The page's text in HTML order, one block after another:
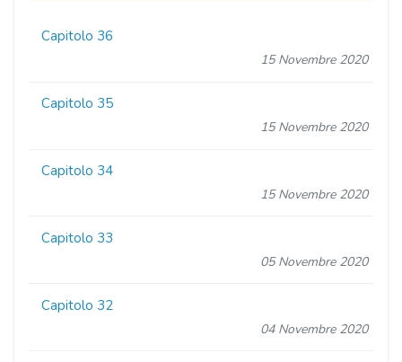
Capitolo 36
15 Novembre 2020
Capitolo 35
15 Novembre 2020
Capitolo 34
15 Novembre 2020
Capitolo 33
05 Novembre 2020
Capitolo 32
04 Novembre 2020